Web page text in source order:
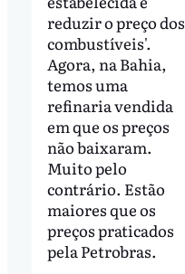
reduzir o preço dos
combustíveis'.
Agora, na Bahia,
temos uma
refinaria vendida
em que os preços
não baixaram.
Muito pelo
contrário. Estão
maiores que os
preços praticados
pela Petrobras.